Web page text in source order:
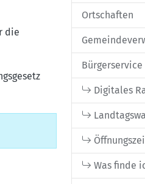
die
Ortschaften
Bürgerservice
Digitales
Was finde